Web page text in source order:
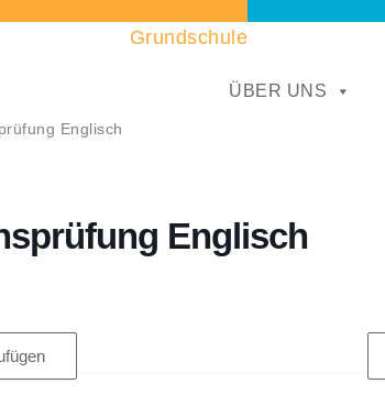
Grundschule
ÜBER UNS
Englisch
Englisch